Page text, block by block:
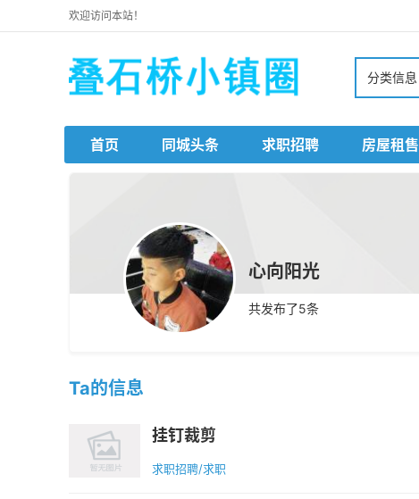
欢迎访问本站！
分类信息
首页 同城头条 求职招聘 房屋租售
心向阳光
共发布了5条
Ta的信息
挂钉裁剪
求职招聘/求职